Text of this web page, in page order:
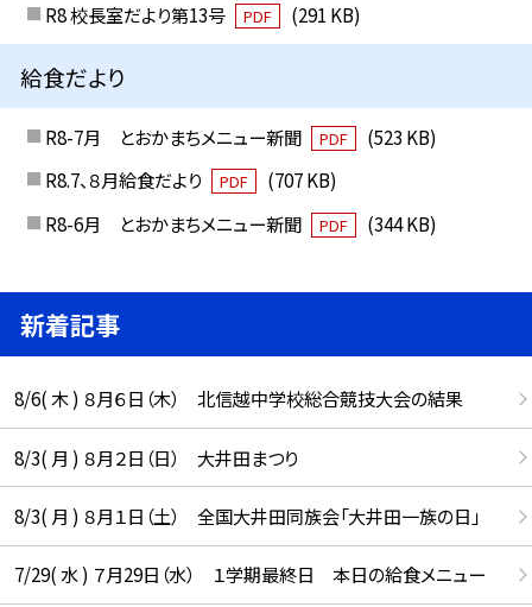
R8 校長室だより第13号
PDF (291 KB)
給食だより
R8-7月 とおかまちメニュー新聞 PDF
(523 KB)
R8.7、８月給食だより
PDF
(707 KB)
R8-6月 とおかまちメニュー新聞
PDF (344 KB)
新着記事
8/6( 木 ) ８月６日（木） 北信越中学校総合競技大会の結果
8/3( 月 ) ８月２日（日） 大井田まつり
8/3( 月 ) ８月１日（土） 全国大井田同族会「大井田一族の日」
7/29( 水 ) ７月29日（水） １学期最終日 本日の給食メニュー